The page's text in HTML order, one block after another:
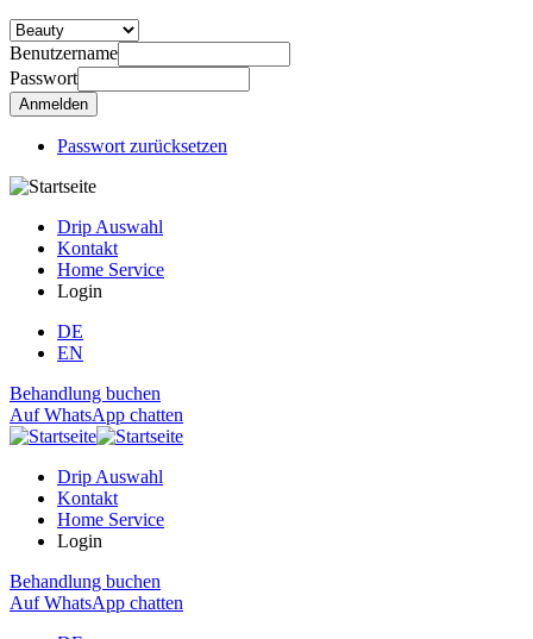
Benutzername
Passwort
Passwort zurücksetzen
Drip Auswahl
Kontakt
Home Service
Login
DE
EN
Behandlung buchen
Auf WhatsApp chatten
Drip Auswahl
Kontakt
Home Service
Login
Behandlung buchen
Auf WhatsApp chatten